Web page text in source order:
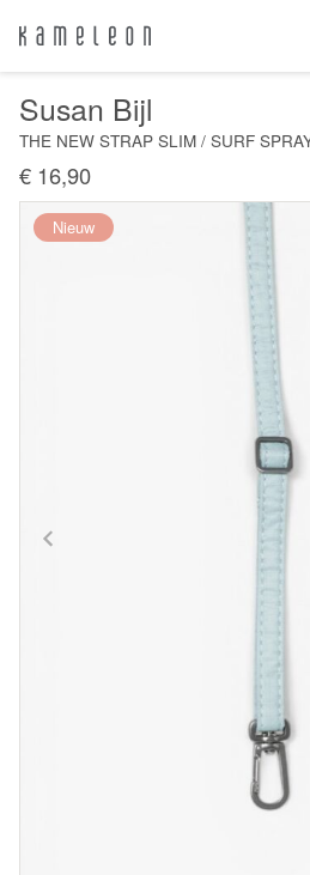
Susan Bijl
THE NEW STRAP SLIM / SURF
€ 16,90
Nieuw